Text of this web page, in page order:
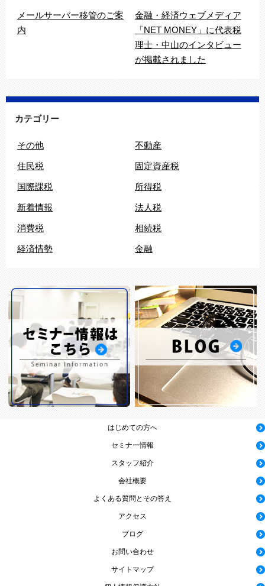
メールサーバー移管のご案
内
金融・経済ウェブメディア
「NET MONEY」に代表税
理士・中山のインタビュー
が掲載されました
カテゴリー
その他 不動産
住民税 固定資産税
国際課税 所得税
新着情報 法人税
消費税 相続税
経済情勢 金融
はじめての方へ
セミナー情報
スタッフ紹介
会社概要
よくある質問とその答え
アクセス
ブログ
お問い合わせ
サイトマップ